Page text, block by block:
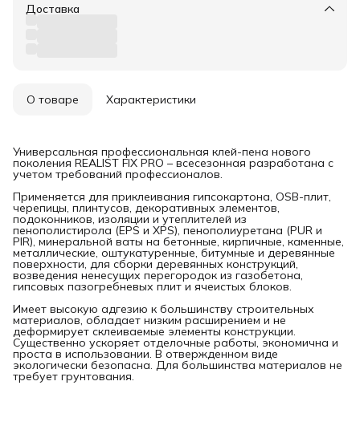
Доставка
О товаре Характеристики
Универсальная профессиональная клей-пена нового
поколения REALIST FIX PRO – всесезонная разработана с
учетом требований профессионалов.
Применяется для приклеивания гипсокартона, OSB-плит,
черепицы, плинтусов, декоративных элементов,
подоконников, изоляции и утеплителей из
пенополистирола (EPS и XPS), пенополиуретана (PUR и
PIR), минеральной ваты на бетонные, кирпичные, каменные,
металлические, оштукатуренные, битумные и деревянные
поверхности, для сборки деревянных конструкций,
возведения ненесущих перегородок из газобетона,
гипсовых пазогребневых плит и ячеистых блоков.
Имеет высокую адгезию к большинству строительных
материалов, обладает низким расширением и не
деформирует склеиваемые элементы конструкции.
Существенно ускоряет отделочные работы, экономична и
проста в использовании. В отвержденном виде
экологически безопасна. Для большинства материалов не
требует грунтования.